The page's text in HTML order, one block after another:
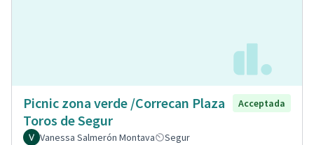
Picnic zona verde /Correcan Plaza
Toros de Segur
Acceptada
Vanessa Salmerón Montava
Segur